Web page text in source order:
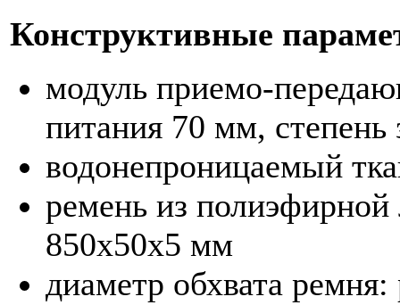
Конструктивные
модуль приемо-
питания 70 мм,
водонепроницаемый
ремень из
850х50х5 мм
диаметр обхвата